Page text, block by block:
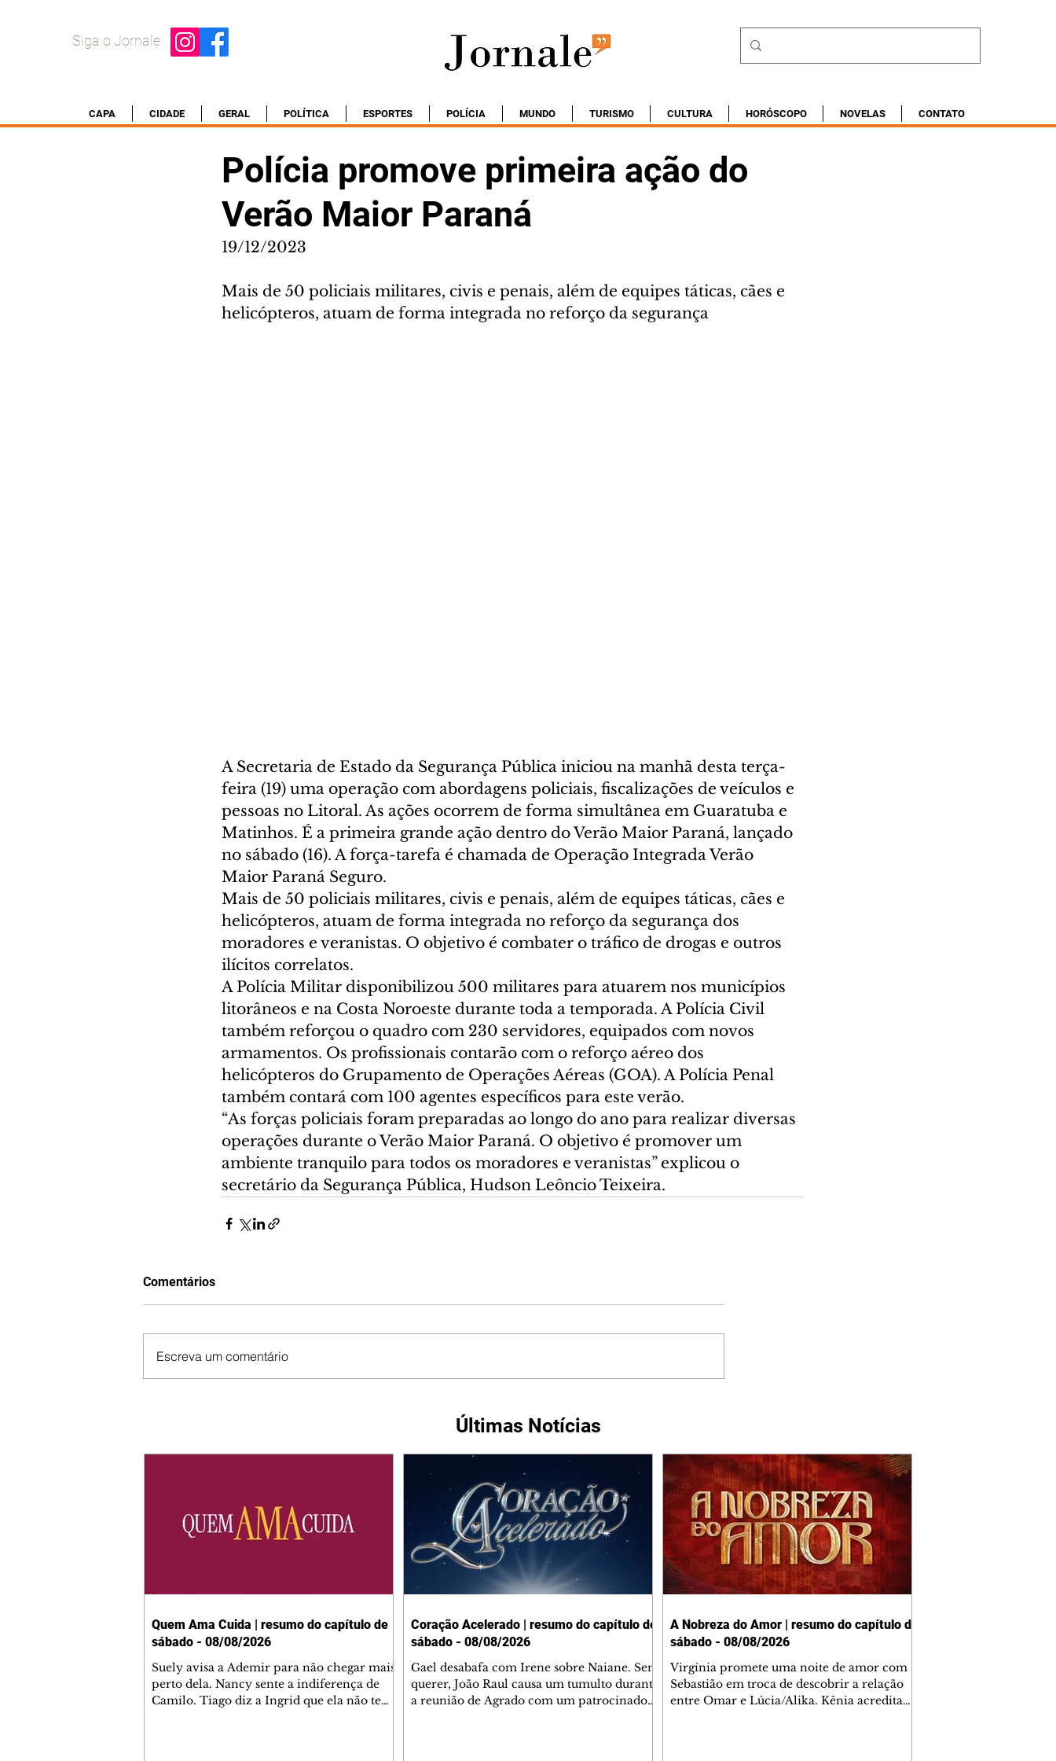
Siga o Jornale
CAPA CIDADE GERAL POLÍTICA ESPORTES POLÍCIA MUNDO TURISMO CULTURA HORÓSCOPO NOVELAS CONTATO
Polícia promove primeira ação do
Verão Maior Paraná
19/12/2023
Mais de 50 policiais militares, civis e penais, além de equipes táticas, cães e
helicópteros, atuam de forma integrada no reforço da segurança
A Secretaria de Estado da Segurança Pública iniciou na manhã desta terça-
feira (19) uma operação com abordagens policiais, fiscalizações de veículos e
pessoas no Litoral. As ações ocorrem de forma simultânea em Guaratuba e
Matinhos. É a primeira grande ação dentro do Verão Maior Paraná, lançado
no sábado (16). A força-tarefa é chamada de Operação Integrada Verão
Maior Paraná Seguro.
Mais de 50 policiais militares, civis e penais, além de equipes táticas, cães e
helicópteros, atuam de forma integrada no reforço da segurança dos
moradores e veranistas. O objetivo é combater o tráfico de drogas e outros
ilícitos correlatos.
A Polícia Militar disponibilizou 500 militares para atuarem nos municípios
litorâneos e na Costa Noroeste durante toda a temporada. A Polícia Civil
também reforçou o quadro com 230 servidores, equipados com novos
armamentos. Os profissionais contarão com o reforço aéreo dos
helicópteros do Grupamento de Operações Aéreas (GOA). A Polícia Penal
também contará com 100 agentes específicos para este verão.
“As forças policiais foram preparadas ao longo do ano para realizar diversas
operações durante o Verão Maior Paraná. O objetivo é promover um
ambiente tranquilo para todos os moradores e veranistas” explicou o
secretário da Segurança Pública, Hudson Leôncio Teixeira.
Comentários
Escreva um comentário
Últimas Notícias
Quem Ama Cuida | resumo do capítulo de
sábado - 08/08/2026
Suely avisa a Ademir para não chegar mais
perto dela. Nancy sente a indiferença de
Camilo. Tiago diz a Ingrid que ela não tem
Coração Acelerado | resumo do capítulo de
sábado - 08/08/2026
Gael desabafa com Irene sobre Naiane. Sem
querer, João Raul causa um tumulto durante
a reunião de Agrado com um patrocinador.
A Nobreza do Amor | resumo do capítulo de
sábado - 08/08/2026
Virgínia promete uma noite de amor com
Sebastião em troca de descobrir a relação
entre Omar e Lúcia/Alika. Kênia acredita